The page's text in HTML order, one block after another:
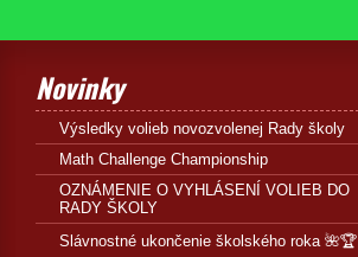
Novinky
Výsledky volieb novozvolenej Rady školy
Math Challenge Championship
OZNÁMENIE O VYHLÁSENÍ VOLIEB DO
RADY ŠKOLY
Slávnostné ukončenie školského roka 🌺🏆